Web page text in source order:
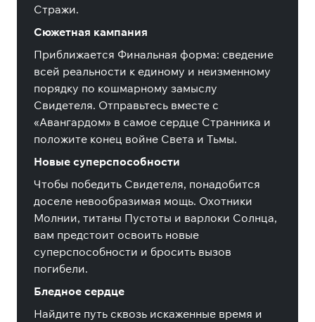
Стражи.
Сюжетная кампания
Приближается Финальная форма: сведение
всей реальности к единому и неизменному
порядку по кошмарному замыслу
Свидетеля. Отправьтесь вместе с
«Авангардом» в самое сердце Странника и
положите конец войне Света и Тьмы.
Новые суперспособности
Чтобы победить Свидетеля, понадобится
доселе невообразимая мощь. Охотники
Молнии, титаны Пустоты и варлоки Солнца,
вам предстоит освоить новые
суперспособности и бросить вызов
погибели.
Бледное сердце
Найдите путь сквозь искаженные время и